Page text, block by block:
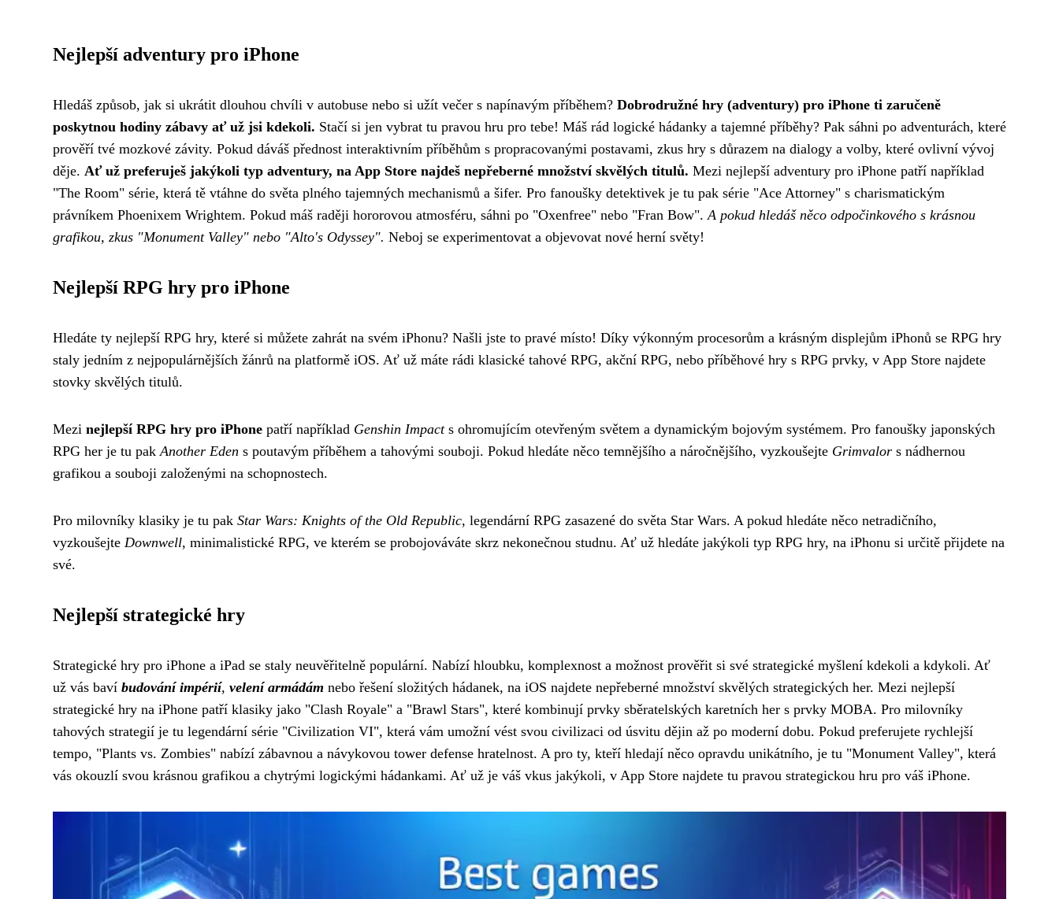
Nejlepší adventury pro iPhone
Hledáš způsob, jak si ukrátit dlouhou chvíli v autobuse nebo si užít večer s napínavým příběhem? Dobrodružné hry (adventury) pro iPhone ti zaručeně
poskytnou hodiny zábavy ať už jsi kdekoli. Stačí si jen vybrat tu pravou hru pro tebe! Máš rád logické hádanky a tajemné příběhy? Pak sáhni po adventurách, které
prověří tvé mozkové závity. Pokud dáváš přednost interaktivním příběhům s propracovanými postavami, zkus hry s důrazem na dialogy a volby, které ovlivní vývoj
děje. Ať už preferuješ jakýkoli typ adventury, na App Store najdeš nepřeberné množství skvělých titulů. Mezi nejlepší adventury pro iPhone patří například
"The Room" série, která tě vtáhne do světa plného tajemných mechanismů a šifer. Pro fanoušky detektivek je tu pak série "Ace Attorney" s charismatickým
právníkem Phoenixem Wrightem. Pokud máš raději hororovou atmosféru, sáhni po "Oxenfree" nebo "Fran Bow".A pokud hledáš něco odpočinkového s krásnou
grafikou, zkus "Monument Valley" nebo "Alto's Odyssey". Neboj se experimentovat a objevovat nové herní světy!
Nejlepší RPG hry pro iPhone
Hledáte ty nejlepší RPG hry, které si můžete zahrát na svém iPhonu? Našli jste to pravé místo! Díky výkonným procesorům a krásným displejům iPhonů se RPG hry
staly jedním z nejpopulárnějších žánrů na platformě iOS. Ať už máte rádi klasické tahové RPG, akční RPG, nebo příběhové hry s RPG prvky, v App Store najdete
stovky skvělých titulů.
Mezi nejlepší RPG hry pro iPhone patří například Genshin Impacts ohromujícím otevřeným světem a dynamickým bojovým systémem. Pro fanoušky japonských
RPG her je tu pakAnother Eden s poutavým příběhem a tahovými souboji. Pokud hledáte něco temnějšího a náročnějšího, vyzkoušejte Grimvalor s nádhernou
grafikou a souboji založenými na schopnostech.
Pro milovníky klasiky je tu pak Star Wars: Knights of the Old Republic, legendární RPG zasazené do světa Star Wars. A pokud hledáte něco netradičního,
vyzkoušejte Downwell, minimalistické RPG, ve kterém se probojováváte skrz nekonečnou studnu. Ať už hledáte jakýkoli typ RPG hry, na iPhonu si určitě přijdete na
své.
Nejlepší strategické hry
Strategické hry pro iPhone a iPad se staly neuvěřitelně populární. Nabízí hloubku, komplexnost a možnost prověřit si své strategické myšlení kdekoli a kdykoli. Ať
už vás baví budování impérií, velení armádám nebo řešení složitých hádanek, na iOS najdete nepřeberné množství skvělých strategických her. Mezi nejlepší
strategické hry na iPhone patří klasiky jako "Clash Royale" a "Brawl Stars", které kombinují prvky sběratelských karetních her s prvky MOBA. Pro milovníky
tahových strategií je tu legendární série "Civilization VI", která vám umožní vést svou civilizaci od úsvitu dějin až po moderní dobu. Pokud preferujete rychlejší
tempo, "Plants vs. Zombies" nabízí zábavnou a návykovou tower defense hratelnost. A pro ty, kteří hledají něco opravdu unikátního, je tu "Monument Valley", která
vás okouzlí svou krásnou grafikou a chytrými logickými hádankami. Ať už je váš vkus jakýkoli, v App Store najdete tu pravou strategickou hru pro váš iPhone.